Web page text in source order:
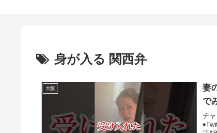
身が入る 関西弁
大阪
妻
で
チ